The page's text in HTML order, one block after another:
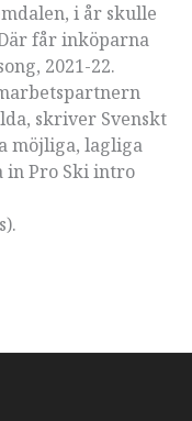
i år skulle
får inköparna
2021-22.
skriver Svenskt
möjliga, lagliga
in Pro Ski intro